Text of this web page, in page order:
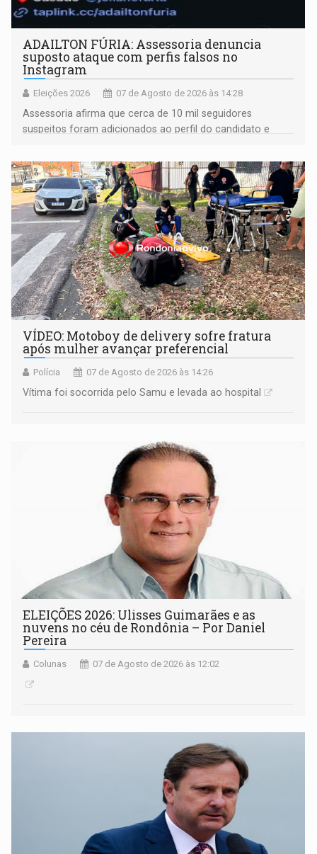
ADAILTON FÚRIA: Assessoria denuncia
suposto ataque com perfis falsos no
Instagram
Eleições 2026 07 de Agosto de 2026 às 14:28
Assessoria afirma que cerca de 10 mil seguidores
suspeitos foram adicionados ao perfil do candidato e
remover as contas
VÍDEO: Motoboy de delivery sofre fratura
após mulher avançar preferencial
Polícia 07 de Agosto de 2026 às 14:26
Vítima foi socorrida pelo Samu e levada ao hospital
ELEIÇÕES 2026: Ulisses Guimarães e as
nuvens no céu de Rondônia – Por Daniel
Pereira
Colunas 07 de Agosto de 2026 às 12:02